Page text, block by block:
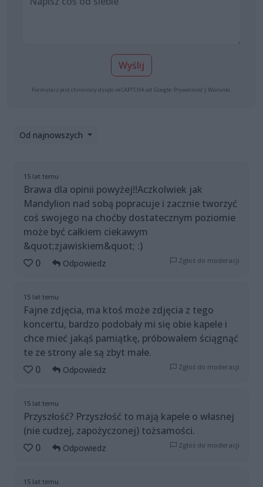
Wyślij
Formularz jest chroniony dzięki reCAPTCHA od Google: Prywatność | Warunki
Od najnowszych
15 lat temu
Brawa dla opinii powyżej!!Aczkolwiek jak
Mandylion nad sobą popracuje i zacznie tworzyć
coś swojego na choćby dostatecznym poziomie
może być całkiem ciekawym
&quot;zjawiskiem&quot; :)
0
Odpowiedz Zgłoś do moderacji
15 lat temu
Fajne zdjęcia, ma ktoś może zdjęcia z tego
koncertu, bardzo podobały mi się obie kapele i
chce mieć jakąś pamiątkę, próbowałem ściągnąć
te ze strony ale są zbyt małe.
0
Odpowiedz Zgłoś do moderacji
15 lat temu
Przyszłość? Przyszłość to mają kapele o własnej
(nie cudzej, zapożyczonej) tożsamości.
0
Odpowiedz Zgłoś do moderacji
15 lat temu